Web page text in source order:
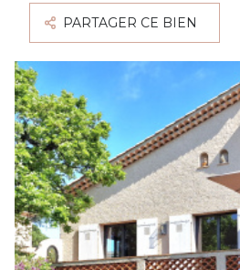
PARTAGER CE BIEN